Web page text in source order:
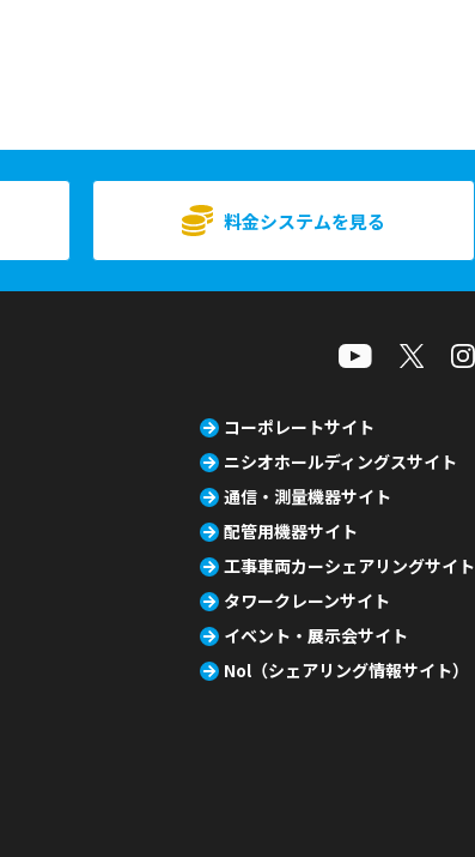
料金システムを見る
コーポレートサイト
ニシオホールディングスサイト
通信・測量機器サイト
配管用機器サイト
工事車両カーシェアリングサイト
タワークレーンサイト
イベント・展示会サイト
Nol（シェアリング情報サイト）